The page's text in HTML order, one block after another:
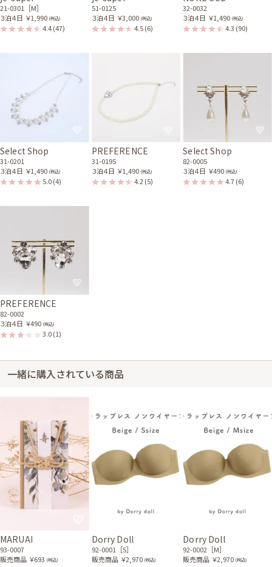
21-0301［M］
３泊４日 ￥1,990 (税込)
4.4(47)
51-0125
３泊４日 ￥3,000 (税込)
4.5(6)
32-0032
３泊４日 ￥1,490 (税込)
4.3 (90)
Select Shop
31-0201
３泊４日 ￥1,490 (税込)
5.0(4)
PREFERENCE
31-0195
３泊４日 ￥1,490 (税込)
4.2 (5)
Select Shop
82-0005
３泊４日 ￥490 (税込)
4.7(6)
PREFERENCE
82-0002
３泊４日 ￥490 (税込)
3.0(1)
一緒に購入されている商品
MARUAI
93-0007
販売商品 ￥693 (税込)
Dorry Doll
92-0001［S］
販売商品 ￥2,970 (税込)
Dorry Doll
92-0002［M］
販売商品 ￥2,970 (税込)